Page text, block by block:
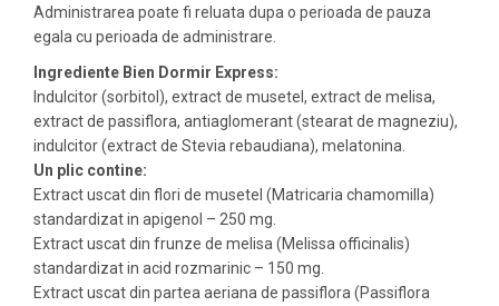
Administrarea poate fi reluata dupa o perioada de pauza
egala cu perioada de administrare.
Ingrediente Bien Dormir Express:
Indulcitor (sorbitol), extract de musetel, extract de melisa,
extract de passiflora, antiaglomerant (stearat de magneziu),
indulcitor (extract de Stevia rebaudiana), melatonina.
Un plic contine:
Extract uscat din flori de musetel (Matricaria chamomilla)
standardizat in apigenol – 250 mg.
Extract uscat din frunze de melisa (Melissa officinalis)
standardizat in acid rozmarinic – 150 mg.
Extract uscat din partea aeriana de passiflora (Passiflora